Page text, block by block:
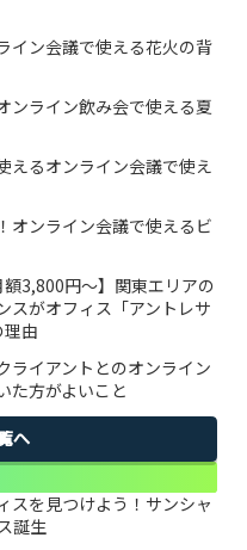
イン会議で使える花火の背
ンライン飲み会で使える夏
えるオンライン会議で使え
オンライン会議で使えるビ
額3,800円〜】関東エリアの
スがオフィス「アントレサ
由
ライアントとのオンライン
た方がよいこと
へ
スを見つけよう！サンシャ
誕生